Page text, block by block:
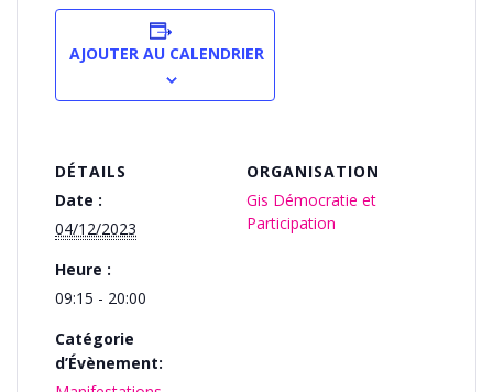
AJOUTER AU CALENDRIER
DÉTAILS
Date :
04/12/2023
Heure :
09:15 - 20:00
Catégorie
d’Évènement:
ORGANISATION
Gis Démocratie et
Participation